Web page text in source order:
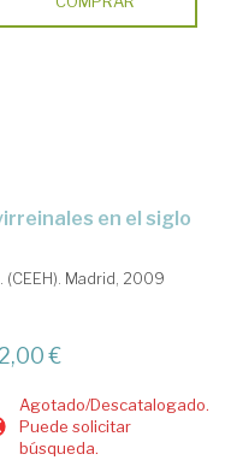
Madrid, 2009
€
Agotado/Descatalogado.
Puede solicitar
búsqueda.